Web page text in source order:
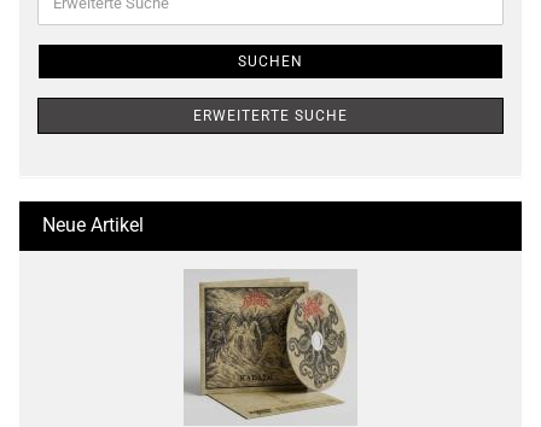
Suche
SUCHEN
ERWEITERTE SUCHE
Neue Artikel